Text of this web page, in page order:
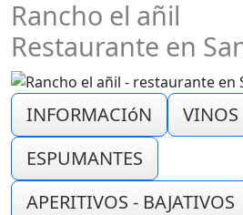
Rancho el añil
Restaurante en
INFORMACIóN VINOS
ESPUMANTES
APERITIVOS - BAJATIVOS